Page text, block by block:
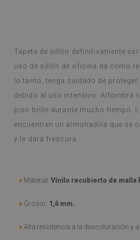
Tapete de sillón definitivamente
uso de sillón de oficina da como
lo tanto, tenga cuidado de
debido al uso intensivo. Alfombra
piso brille durante mucho tiempo.
encuentren un almohadilla que se
y le dará frescura.
♦ Material: Vinilo recubierto de malla
♦ Grosor: 1,6 mm.
♦ Alta resistencia a la descoloración y a